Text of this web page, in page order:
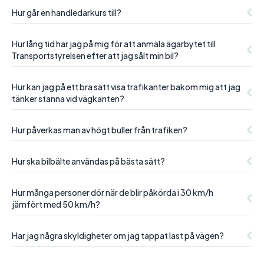
Hur går en handledarkurs till?
Hur lång tid har jag på mig för att anmäla ägarbytet till
Transportstyrelsen efter att jag sålt min bil?
Hur kan jag på ett bra sätt visa trafikanter bakom mig att jag
tänker stanna vid vägkanten?
Hur påverkas man av högt buller från trafiken?
Hur ska bilbälte användas på bästa sätt?
Hur många personer dör när de blir påkörda i 30 km/h
jämfört med 50 km/h?
Har jag några skyldigheter om jag tappat last på vägen?